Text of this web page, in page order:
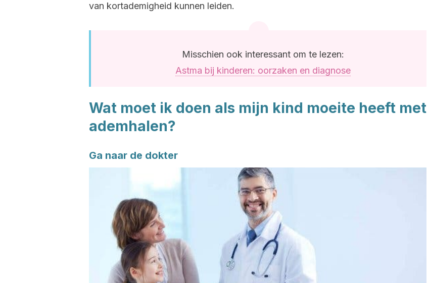
van kortademigheid kunnen leiden.
Misschien ook interessant om te lezen:
Astma bij kinderen: oorzaken en diagnose
Wat moet ik doen als mijn kind moeite heeft met
ademhalen?
Ga naar de dokter